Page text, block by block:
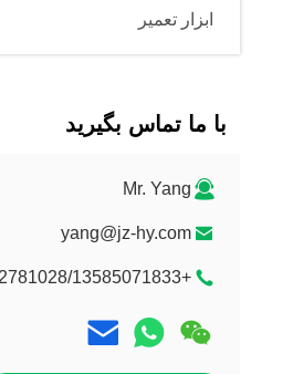
ابزار تعمیر
با ما تماس بگیرید
Mr. Yang
yang@jz-hy.com
+86-13522781028/13585071833